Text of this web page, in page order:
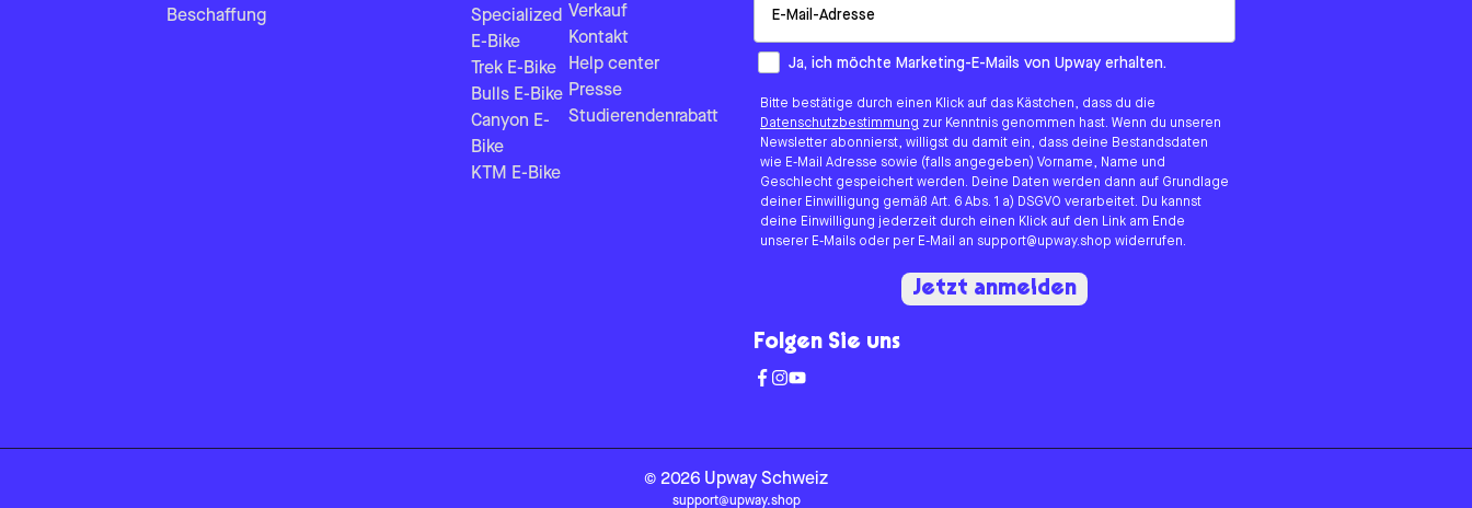
Beschaffung
Specialized
E-Bike
Trek E-Bike
Bulls E-Bike
Canyon E-
Bike
KTM E-Bike
Verkauf
Kontakt
Help center
Presse
Studierendenrabatt
How would you like to hear from us?
Ja, ich möchte Marketing-E-Mails von Upway erhalten.
Bitte bestätige durch einen Klick auf das Kästchen, dass du die
Datenschutzbestimmung zur Kenntnis genommen hast. Wenn du unseren
Newsletter abonnierst, willigst du damit ein, dass deine Bestandsdaten
wie E-Mail Adresse sowie (falls angegeben) Vorname, Name und
Geschlecht gespeichert werden. Deine Daten werden dann auf Grundlage
deiner Einwilligung gemäß Art. 6 Abs. 1 a) DSGVO verarbeitet. Du kannst
deine Einwilligung jederzeit durch einen Klick auf den Link am Ende
unserer E-Mails oder per E-Mail an support@upway.shop widerrufen.
Jetzt anmelden
Folgen Sie uns
© 2026 Upway Schweiz
support@upway.shop